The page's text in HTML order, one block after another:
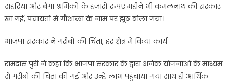
सहरिया और बैगा श्रमिकों के हजारों रुपए महीने भी कमलनाथ की सरकार
खा गई, पंचायतों में गौशाला के नाम पर झूठ बोला गया।
भाजपा सरकार ने गरीबों की चिंता, हर क्षेत्र में किया कार्य
रामदास पुरी ने कहा कि भाजपा सरकार के द्वारा अनेक योजनाओं के माध्यम
से गरीबों की चिंता की गई और उन्हें लाभ पहुंचाया गया साथ ही आर्थिक